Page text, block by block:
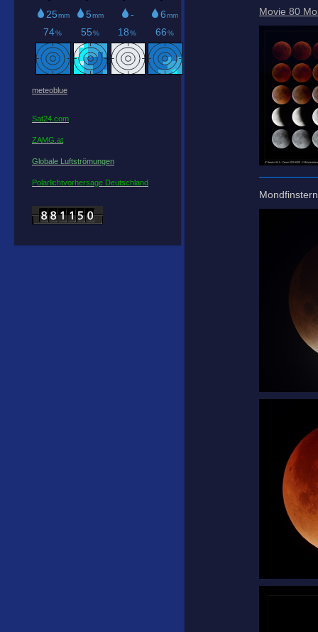
meteoblue
Sat24.com
ZAMG.at
Globale Luftströmungen
Polarlichtvorhersage Deutschland
Movie 80